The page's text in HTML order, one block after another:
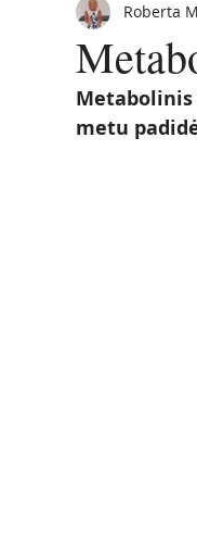
Sveiki užkandžiaiRoberta
metu